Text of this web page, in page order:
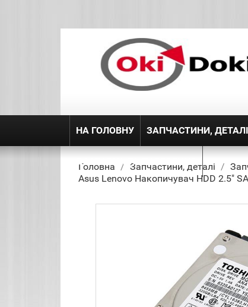
НА ГОЛОВНУ ЗАПЧАСТИНИ, ДЕТАЛІ
ДОСТАВКА ТА ПОВЕРЕННЯ
Головна Запчастини, деталі
Asus Lenovo Накопичувач HDD 2.5"